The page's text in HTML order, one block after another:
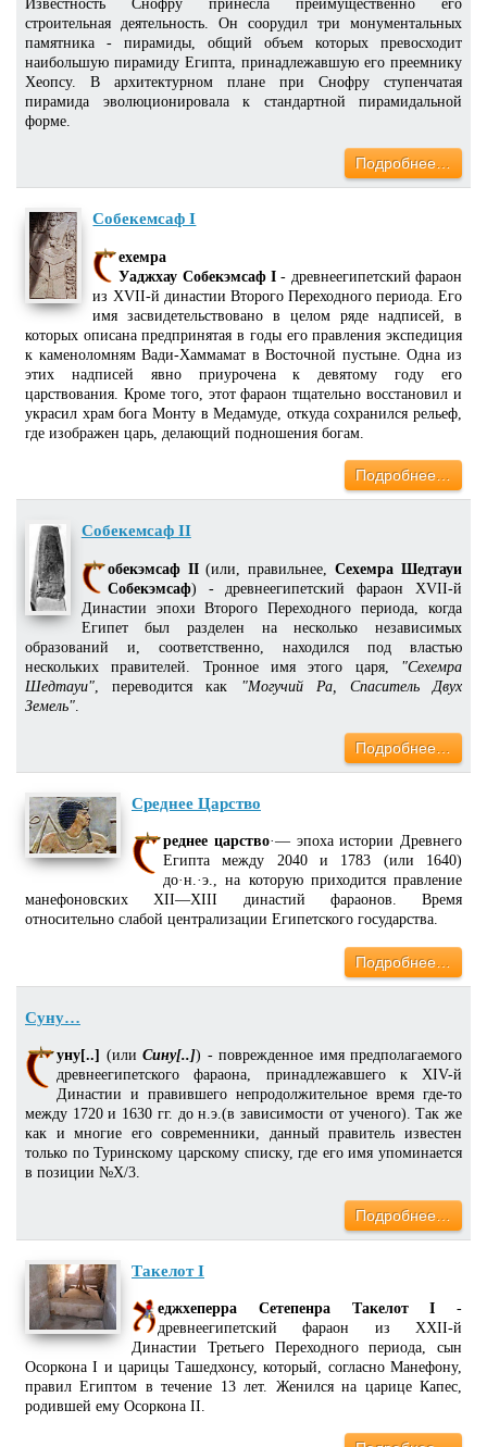
Известность Снофру принесла преимущественно его
строительная деятельность. Он соорудил три монументальных
памятника - пирамиды, общий объем которых превосходит
наибольшую пирамиду Египта, принадлежавшую его преемнику
Хеопсу. В архитектурном плане при Снофру ступенчатая
пирамида эволюционировала к стандартной пирамидальной
форме.
Подробнее…
Собекемсаф I
ехемра
Уаджхау Собекэмсаф I - древнеегипетский фараон
из XVII-й династии Второго Переходного периода. Его
имя засвидетельствовано в целом ряде надписей, в
которых описана предпринятая в годы его правления экспедиция
к каменоломням Вади-Хаммамат в Восточной пустыне. Одна из
этих надписей явно приурочена к девятому году его
царствования. Кроме того, этот фараон тщательно восстановил и
украсил храм бога Монту в Медамуде, откуда сохранился рельеф,
где изображен царь, делающий подношения богам.
Подробнее…
Собекемсаф II
обекэмсаф II(или, правильнее,Сехемра Шедтауи
Собекэмсаф) - древнеегипетский фараон XVII-й
Династии эпохи Второго Переходного периода, когда
Египет был разделен на несколько независимых
образований и, соответственно, находился под властью
нескольких правителей. Тронное имя этого царя, "Сехемра
Шедтауи" , переводится как "Могучий Ра, Спаситель Двух
Земель"
Подробнее…
Среднее Царство
реднее царство·— эпоха истории Древнего
Египта между 2040 и 1783 (или 1640)
до·н.·э., на которую приходится правление
манефоновских XII—XIII династий фараонов. Время
относительно слабой централизации Египетского государства.
Подробнее…
Суну…
уну[..] (или Сину[..]) - поврежденное имя предполагаемого
древнеегипетского фараона, принадлежавшего к XIV-й
Династии и правившего непродолжительное время где-то
между 1720 и 1630 гг. до н.э.(в зависимости от ученого). Так же
как и многие его современники, данный правитель известен
только по Туринскому царскому списку, где его имя упоминается
в позиции №X/3.
Подробнее…
Такелот I
еджхеперра Сетепенра Такелот I -
древнеегипетский фараон из XXII-й
Династии Третьего Переходного периода, сын
Осоркона I и царицы Ташедхонсу, который, согласно Манефону,
правил Египтом в течение 13 лет. Женился на царице Капес,
родившей ему Осоркона II.